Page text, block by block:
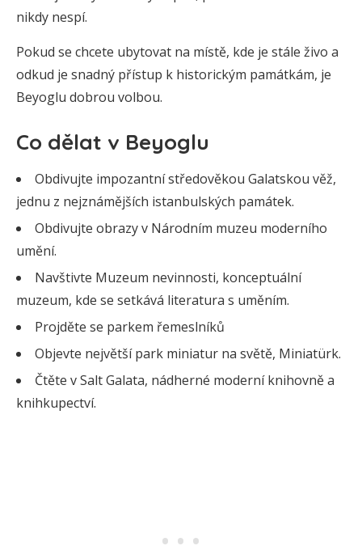
nikdy nespí.
Pokud se chcete ubytovat na místě, kde je stále živo a
odkud je snadný přístup k historickým památkám, je
Beyoglu dobrou volbou.
Co dělat v Beyoglu
Obdivujte impozantní středověkou Galatskou věž,
jednu z nejznámějších istanbulských památek.
Obdivujte obrazy v Národním muzeu moderního
umění.
Navštivte Muzeum nevinnosti, konceptuální
muzeum, kde se setkává literatura s uměním.
Projděte se parkem řemeslníků
Objevte největší park miniatur na světě, Miniatürk.
Čtěte v Salt Galata, nádherné moderní knihovně a
knihkupectví.